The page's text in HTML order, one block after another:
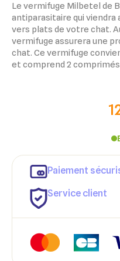
Le vermifuge Milbetel de
antiparasitaire qui viendra
vers plats de votre chat.
vermifuge assurera une
chat. Ce vermifuge
et comprend 2
Paiement
Service client